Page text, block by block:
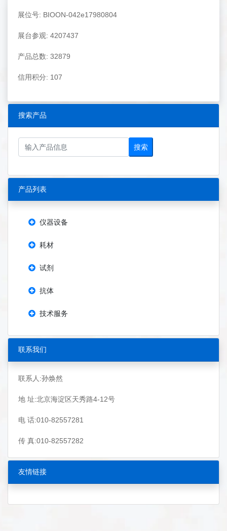
展位号: BIOON-042e17980804
展台参观: 4207437
产品总数: 32879
信用积分: 107
搜索产品
搜索
产品列表
仪器设备
耗材
试剂
抗体
技术服务
联系我们
联系人:孙焕然
地 址:北京海淀区天秀路4-12号
电 话:010-82557281
传 真:010-82557282
友情链接